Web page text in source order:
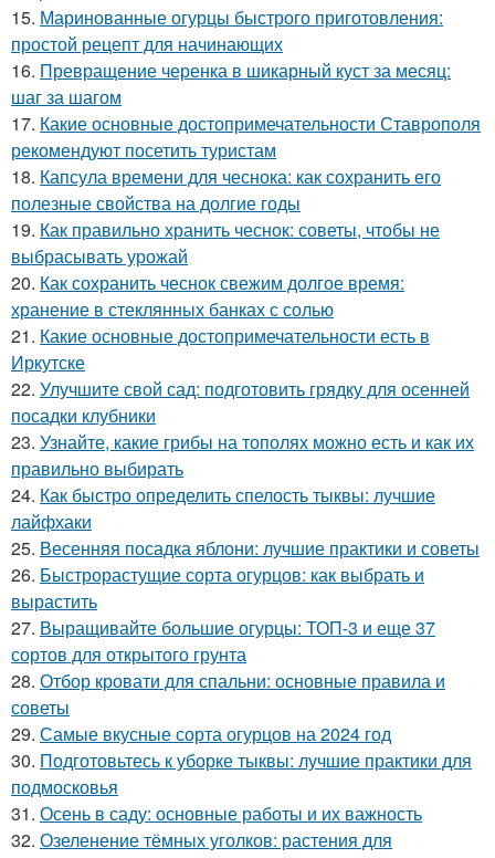
15. Маринованные огурцы быстрого приготовления:
простой рецепт для начинающих
16. Превращение черенка в шикарный куст за месяц:
шаг за шагом
17. Какие основные достопримечательности Ставрополя
рекомендуют посетить туристам
18. Капсула времени для чеснока: как сохранить его
полезные свойства на долгие годы
19. Как правильно хранить чеснок: советы, чтобы не
выбрасывать урожай
20. Как сохранить чеснок свежим долгое время:
хранение в стеклянных банках с солью
21. Какие основные достопримечательности есть в
Иркутске
22. Улучшите свой сад: подготовить грядку для осенней
посадки клубники
23. Узнайте, какие грибы на тополях можно есть и как их
правильно выбирать
24. Как быстро определить спелость тыквы: лучшие
лайфхаки
25. Весенняя посадка яблони: лучшие практики и советы
26. Быстрорастущие сорта огурцов: как выбрать и
вырастить
27. Выращивайте большие огурцы: ТОП-3 и еще 37
сортов для открытого грунта
28. Отбор кровати для спальни: основные правила и
советы
29. Самые вкусные сорта огурцов на 2024 год
30. Подготовьтесь к уборке тыквы: лучшие практики для
подмосковья
31. Осень в саду: основные работы и их важность
32. Озеленение тёмных уголков: растения для